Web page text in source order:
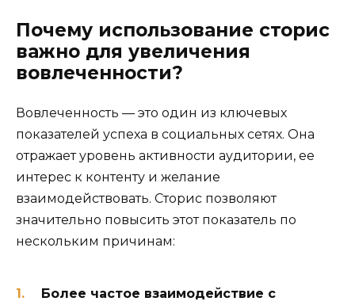
Почему использование сторис
важно для увеличения
вовлеченности?
Вовлеченность — это один из ключевых
показателей успеха в социальных сетях. Она
отражает уровень активности аудитории, ее
интерес к контенту и желание
взаимодействовать. Сторис позволяют
значительно повысить этот показатель по
нескольким причинам:
Более частое взаимодействие с